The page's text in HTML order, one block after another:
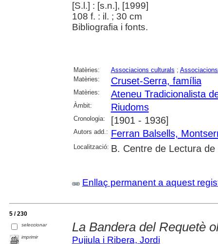
[S.l.] : [s.n.], [1999]
108 f. : il. ; 30 cm
Bibliografia i fonts.
Matèries: Associacions culturals ;
Matèries:
Cruset-Serra, família
Matèries: Ateneu Tradicionalista
Àmbit: Riudoms
Cronologia: [1901 - 1936]
Autors add.: Ferran Balsells,
Localització: B. Centre de Lectura de
Enllaç permanent a aquest
5 / 230
seleccionar
imprimir
La Bandera del Requetè
Pujiula i Ribera, Jordi